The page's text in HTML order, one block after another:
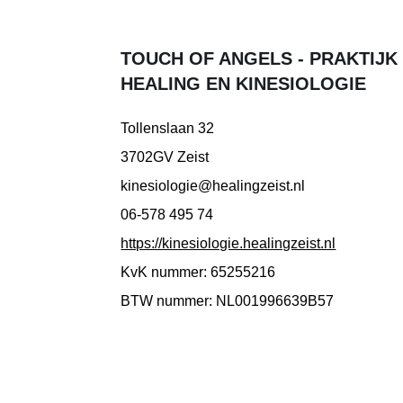
TOUCH OF ANGELS - PRAKTIJK
HEALING EN KINESIOLOGIE
Tollenslaan 32
3702GV Zeist
kinesiologie@healingzeist.nl
06-578 495 74
https://kinesiologie.healingzeist.nl
KvK nummer: 65255216
BTW nummer: NL001996639B57